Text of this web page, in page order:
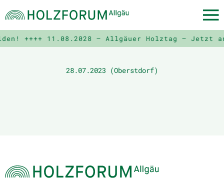
++++ 11.08.2028 – Allgäuer Holztag – Jetzt
28.07.2023 (Oberstdorf)